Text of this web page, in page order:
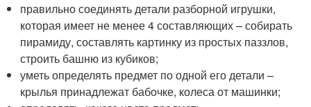
правильно соединять детали разборной игрушки,
которая имеет не менее 4 составляющих – собирать
пирамиду, составлять картинку из простых паззлов,
строить башню из кубиков;
уметь определять предмет по одной его детали –
крылья принадлежат бабочке, колеса от машинки;